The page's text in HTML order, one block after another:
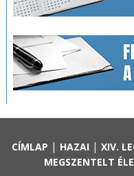
CÍMLAP | HAZAI | XIV.
MEGSZENTELT